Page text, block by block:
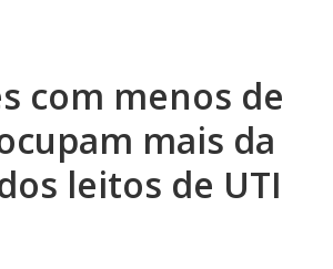
com menos de
mais da
leitos de UTI